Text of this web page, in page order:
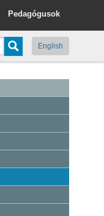
Pedagógusok
English